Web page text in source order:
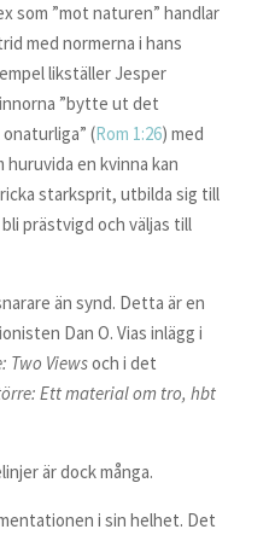
som ”mot naturen” handlar
med normerna i hans
likställer Jesper
”bytte ut det
(Rom 1:26) med
huruvida en kvinna kan
starksprit, utbilda sig till
prästvigd och väljas till
än synd. Detta är en
Dan O. Vias inlägg i
Two Viewsoch i det
Ett material om tro, hbt
är dock många.
i sin helhet. Det